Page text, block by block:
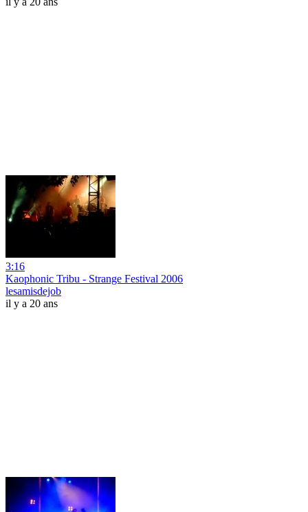
3:16
Kaophonic Tribu - Strange Festival 2006
lesamisdejob
il y a 20 ans